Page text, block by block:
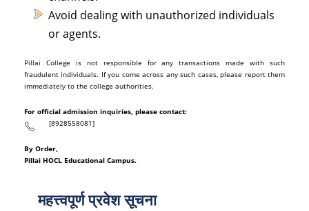
Avoid dealing with unauthorized individuals
or agents.
Pillai College is not responsible for any transactions made with such
fraudulent individuals. If you come across any such cases, please report them
immediately to the college authorities.
For official admission inquiries, please contact:
[8928558081]
By Order,
Pillai HOCL Educational Campus.
महत्त्वपूर्ण प्रवेश सूचना